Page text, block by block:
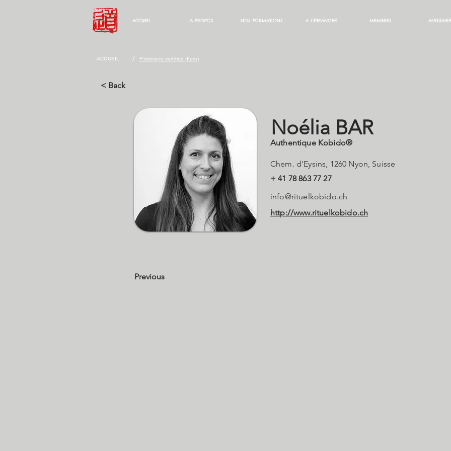
ACCUEIL A PROPOS NOS FORMATIONS A L'ETRANGER MEMBRES ANNUAIRE
ACCUEIL / Praticiens certifiés (Item)
< Back
BAR NoéliaNoélia BAR
Authentique Kobido®
+ 41 78 863 77 27
Chem. d'Eysins, 1260 Nyon, Suisse
info@rituelkobido.ch
http://www.rituelkobido.ch
Previous